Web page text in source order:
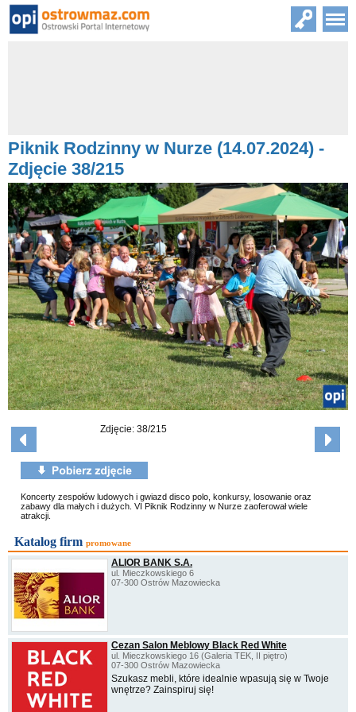
Piknik Rodzinny w Nurze (14.07.2024) -
Zdjęcie 38/215
Zdjęcie: 38/215
Koncerty zespołów ludowych i gwiazd disco polo, konkursy, losowanie oraz
zabawy dla małych i dużych. VI Piknik Rodzinny w Nurze zaoferował wiele
atrakcji.
Katalog firm promowane
ALIOR BANK S.A.
ul. Mieczkowskiego 6
07-300 Ostrów Mazowiecka
Cezan Salon Meblowy Black Red White
ul. Mieczkowskiego 16 (Galeria TEK, II piętro)
07-300 Ostrów Mazowiecka
Szukasz mebli, które idealnie wpasują się w Twoje
wnętrze? Zainspiruj się!